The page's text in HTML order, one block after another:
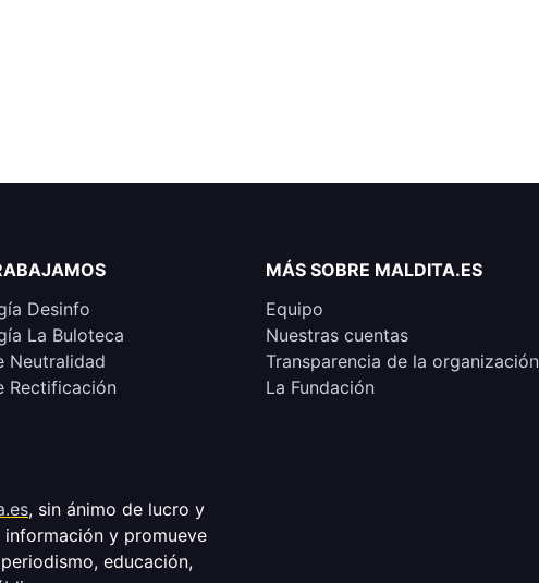
Desinfo
La Buloteca
Neutralidad
Rectificación
MÁS SOBRE MALDITA.ES
Equipo
Nuestras cuentas
Transparencia de la organización
La Fundación
, sin ánimo de lucro y
y promueve
educación,